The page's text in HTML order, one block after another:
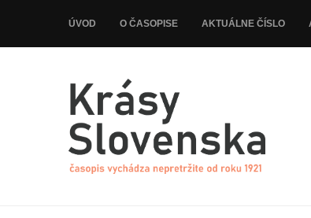
ÚVOD O ČASOPISE AKTUÁLNE ČÍSLO